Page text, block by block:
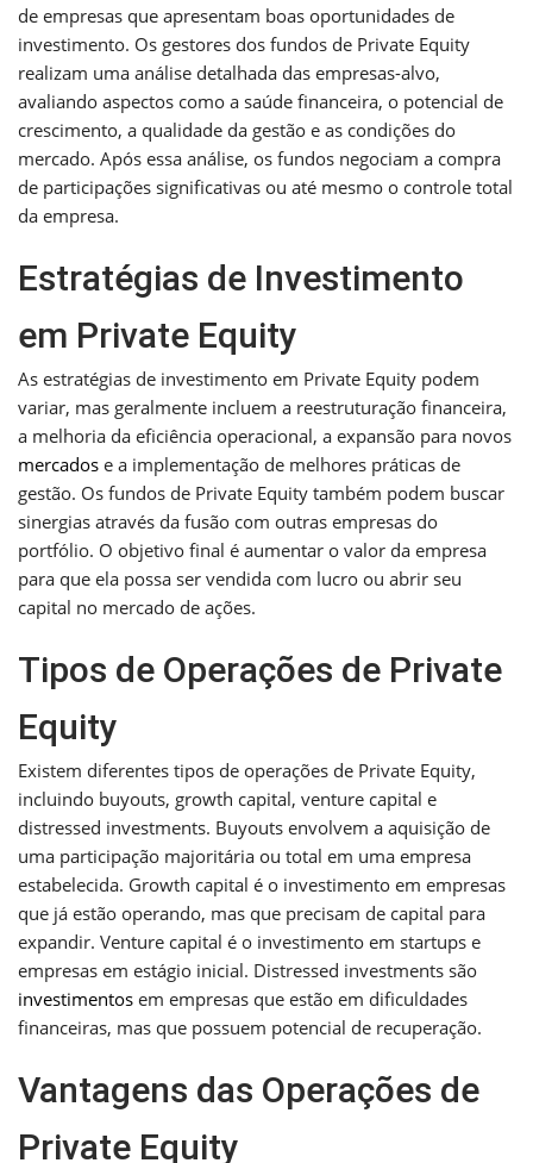
de empresas que apresentam boas oportunidades de
investimento. Os gestores dos fundos de Private Equity
realizam uma análise detalhada das empresas-alvo,
avaliando aspectos como a saúde financeira, o potencial de
crescimento, a qualidade da gestão e as condições do
mercado. Após essa análise, os fundos negociam a compra
de participações significativas ou até mesmo o controle total
da empresa.
Estratégias de Investimento
em Private Equity
As estratégias de investimento em Private Equity podem
variar, mas geralmente incluem a reestruturação financeira,
a melhoria da eficiência operacional, a expansão para novos
mercados e a implementação de melhores práticas de
gestão. Os fundos de Private Equity também podem buscar
sinergias através da fusão com outras empresas do
portfólio. O objetivo final é aumentar o valor da empresa
para que ela possa ser vendida com lucro ou abrir seu
capital no mercado de ações.
Tipos de Operações de Private
Equity
Existem diferentes tipos de operações de Private Equity,
incluindo buyouts, growth capital, venture capital e
distressed investments. Buyouts envolvem a aquisição de
uma participação majoritária ou total em uma empresa
estabelecida. Growth capital é o investimento em empresas
que já estão operando, mas que precisam de capital para
expandir. Venture capital é o investimento em startups e
empresas em estágio inicial. Distressed investments são
investimentos em empresas que estão em dificuldades
financeiras, mas que possuem potencial de recuperação.
Vantagens das Operações de
Private Equity